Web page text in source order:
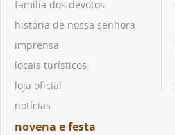
família dos devotos
história de nossa senhora
imprensa
locais turísticos
loja oficial
notícias
novena e festa